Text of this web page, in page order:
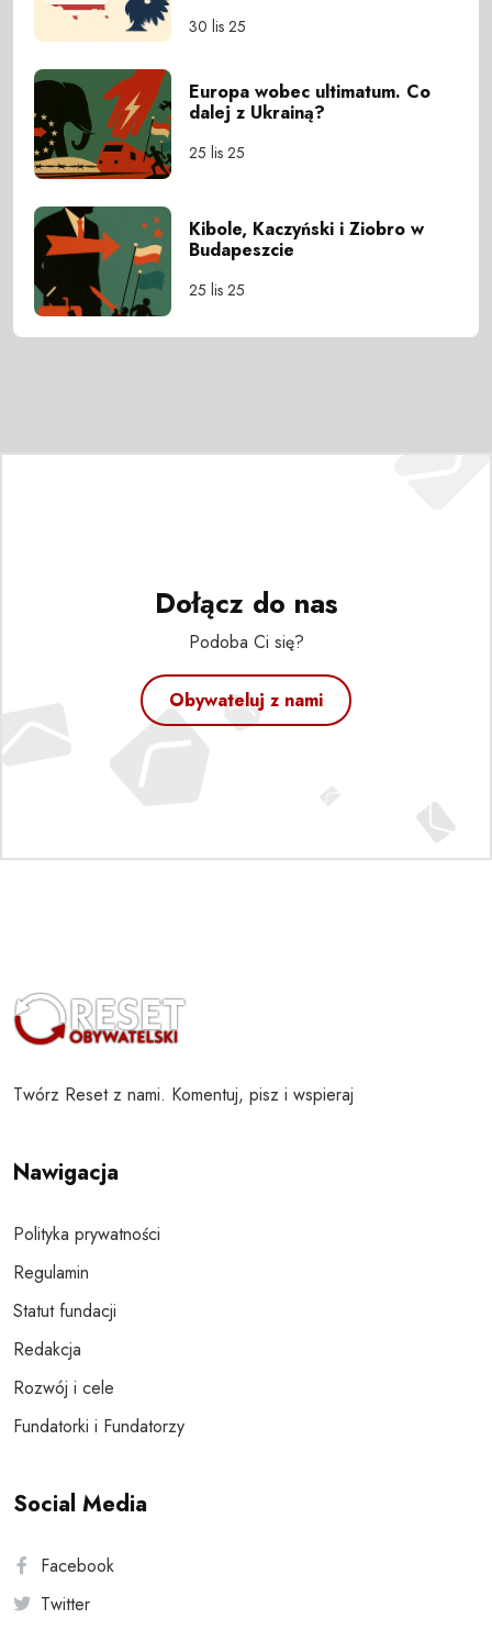
30 lis 25
Europa wobec ultimatum. Co
dalej z Ukrainą?
25 lis 25
Kibole, Kaczyński i Ziobro w
Budapeszcie
25 lis 25
Dołącz do nas
Podoba Ci się?
Obywateluj z nami
Twórz Reset z nami. Komentuj, pisz i wspieraj
Nawigacja
Polityka prywatności
Regulamin
Statut fundacji
Redakcja
Rozwój i cele
Fundatorki i Fundatorzy
Social Media
Facebook
Twitter